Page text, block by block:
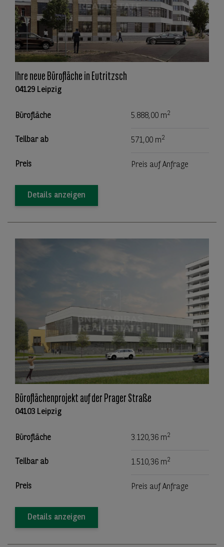
Ihre neue Bürofläche in Eutritzsch
04129 Leipzig
Bürofläche 5.888,00 m2
Teilbar ab 571,00 m2
Preis Preis auf Anfrage
Details anzeigen
Büroflächenprojekt auf der Prager Straße
04103 Leipzig
Bürofläche 3.120,36 m2
Teilbar ab 1.510,36 m2
Preis Preis auf Anfrage
Details anzeigen